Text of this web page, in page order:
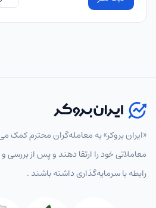
«ایران بروکر» به معامله‌گران محترم کمک
معاملاتی خود را ارتقا دهند و پس از
رابطه با سرمایه‌گذاری داشته باشند .